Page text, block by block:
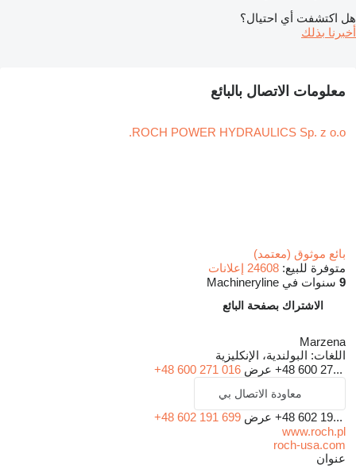
هل اكتشفت أي احتيال؟
أخبرنا بذلك
معلومات الاتصال بالبائع
ROCH POWER HYDRAULICS Sp. z o.o.
بائع موثوق (معتمد)
متوفرة للبيع: 24608 إعلانات
9 سنوات في Machineryline
الاشتراك بصفحة البائع
Marzena
اللغات: البولندية، الإنكليزية
+48 600 27... عرض +48 600 271 016
معاودة الاتصال بي
+48 602 19... عرض +48 602 191 699
www.roch.pl
roch-usa.com
عنوان